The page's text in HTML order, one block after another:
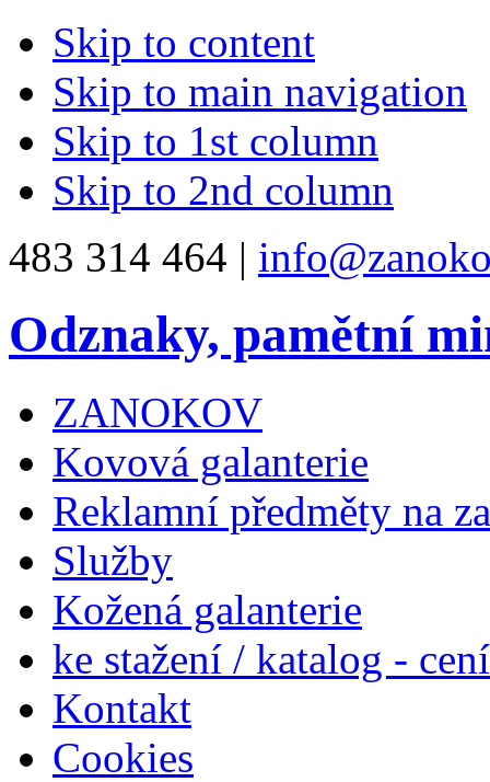
Skip to content
Skip to main navigation
Skip to 1st column
Skip to 2nd column
483 314 464 |
Odznaky, pamětní
ZANOKOV
Kovová galanterie
Reklamní předměty na
Služby
Kožená galanterie
ke stažení / katalog -
Kontakt
Cookies